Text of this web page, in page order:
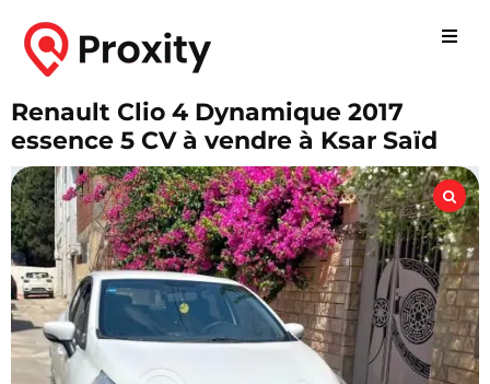
Renault Clio 4 Dynamique 2017
essence 5 CV à vendre à Ksar Saïd